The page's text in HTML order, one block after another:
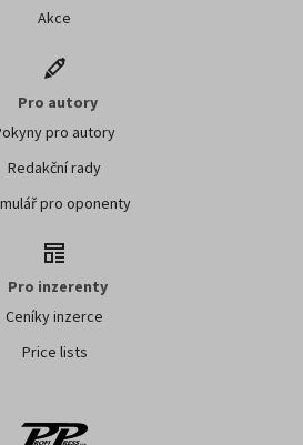
Akce
Pro autory
pro autory
Redakční rady
pro oponenty
Pro inzerenty
Ceníky inzerce
Price lists